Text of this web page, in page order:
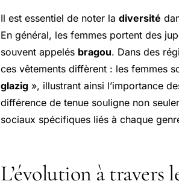
Il est essentiel de noter la diversité
En général, les femmes portent des
souvent appelés bragou. Dans des
ces vêtements diffèrent : les femmes
glazig », illustrant ainsi l’importance
différence de tenue souligne non
sociaux spécifiques liés à chaque
L’évolution à travers